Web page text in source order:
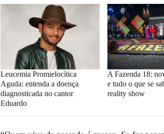
Leucemia Promielocítica
Aguda: entenda a doença
diagnosticada no cantor
Eduardo
A Fazenda 18:
e tudo o que se
reality show